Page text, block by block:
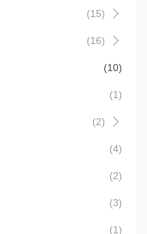
(15)
(16)
(10)
(1)
(2)
(4)
(2)
(3)
(1)